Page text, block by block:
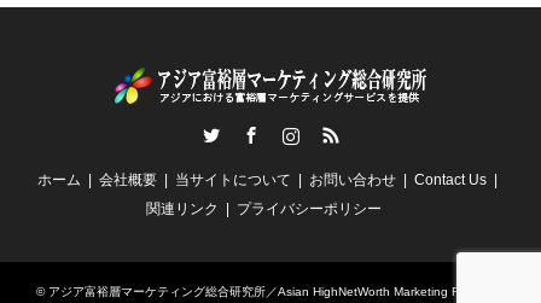
RSS
ホーム 会社概要 当サイトについて お問い合わせ
Contact Us
関連リンク
プライバシーポリシー
© アジア富裕層マーケティング総合研究所／Asian HighNetWorth Marketing Research